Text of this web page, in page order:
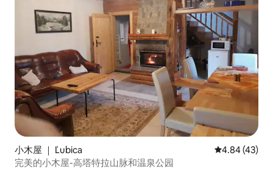
小木屋 ｜ Ľubica 平均评分
4.84 (43)
完美的小木屋-高塔特拉山脉和温泉公园